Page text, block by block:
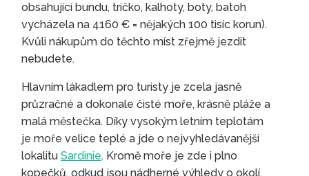
obsahující bundu, tričko, kalhoty, boty, batoh
vycházela na 4160 € = nějakých 100 tisíc korun).
Kvůli nákupům do těchto míst zřejmě jezdit
nebudete.
Hlavním lákadlem pro turisty je zcela jasně
průzračné a dokonale čisté moře, krásně pláže a
malá městečka. Díky vysokým letním teplotám
je moře velice teplé a jde o nejvyhledávanější
lokalituSardinie. Kromě moře je zde i plno
kopečků, odkud jsou nádherné výhledy o okolí.